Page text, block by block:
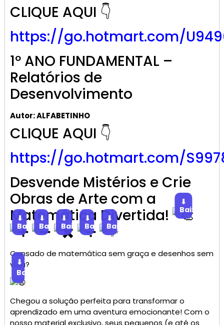
CLIQUE AQUI 👇
https://go.hotmart.com/
1º ANO FUNDAMENTAL –
Relatórios de
Desenvolvimento
Autor: ALFABETINHO
CLIQUE AQUI 👇
https://go.hotmart.com/
Desvende Mistérios e Crie
Obras de Arte com a
Matemática Divertida!
⬇
Baixar
⬇
Baixar
⬇
Baixar
⬇
Baixar
⬇
Baixar
⬇
Baixar
Cansado de matemática sem graça e desenhos sem
vida?
⬇
Baixar
Chegou a solução perfeita para transformar o
aprendizado em uma aventura emocionante! Com o
nosso material exclusivo, seus pequenos (e até os